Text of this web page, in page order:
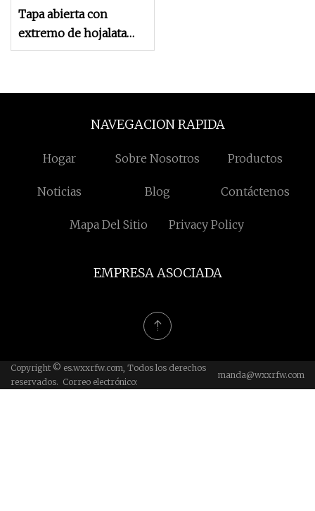
Tapa abierta con
extremo de hojalata
200# para tapas
alimentaria de lata
NAVEGACION RAPIDA
Hogar Sobre Nosotros Productos
Noticias Blog Contáctenos
Mapa Del Sitio Privacy Policy
EMPRESA ASOCIADA
Copyright © es.wxxrfw.com, Todos los derechos
reservados. Correo electrónico:
manda@wxxrfw.com